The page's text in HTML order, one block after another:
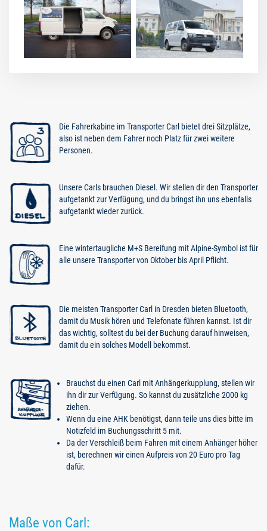
Die Fahrerkabine im Transporter Carl bietet drei Sitzplätze,
also ist neben dem Fahrer noch Platz für zwei weitere
Personen.
Unsere Carls brauchen Diesel. Wir stellen dir den Transporter
aufgetankt zur Verfügung, und du bringst ihn uns ebenfalls
aufgetankt wieder zurück.
Eine wintertaugliche M+S Bereifung mit Alpine-Symbol ist für
alle unsere Transporter von Oktober bis April Pflicht.
Die meisten Transporter Carl in Dresden bieten Bluetooth,
damit du Musik hören und Telefonate führen kannst. Ist dir
das wichtig, solltest du bei der Buchung darauf hinweisen,
damit du ein solches Modell bekommst.
Brauchst du einen Carl mit Anhängerkupplung, stellen wir
ihn dir zur Verfügung. So kannst du zusätzliche 2000 kg
ziehen.
Wenn du eine AHK benötigst, dann teile uns dies bitte im
Notizfeld im Buchungsschritt 5 mit.
Da der Verschleiß beim Fahren mit einem Anhänger höher
ist, berechnen wir einen Aufpreis von 20 Euro pro Tag
dafür.
Maße von Carl: